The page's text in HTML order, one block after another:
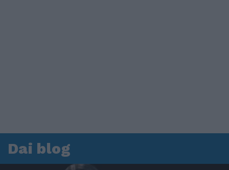
Dai blog